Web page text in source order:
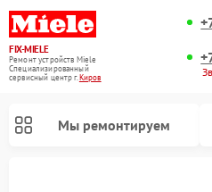
FIX-MIELE
Ремонт устройств Miele
Специализированный
cервисный центр г.Киров
Мы ремонтируем